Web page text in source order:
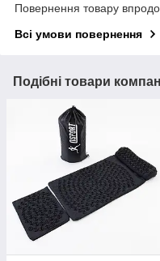
Повернення товару
Всі умови повернення
Подібні товари